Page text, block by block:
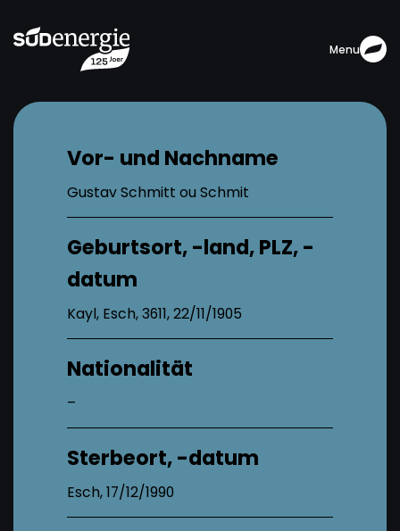
Menu
Vor- und Nachname
Gustav Schmitt ou Schmit
Geburtsort, -land, PLZ, -
datum
Kayl, Esch, 3611, 22/11/1905
Nationalität
–
Sterbeort, -datum
Esch, 17/12/1990